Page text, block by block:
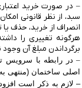
– در صورت خرید
سبد، از نظر قانونی
انصراف از خرید، حذف یا
هرگونه تغییری را
برگرداندن مبلغ آن وجود
– در رابطه با سرویس
اصلی ساختمان (منتهی
– لازم به ذکر است